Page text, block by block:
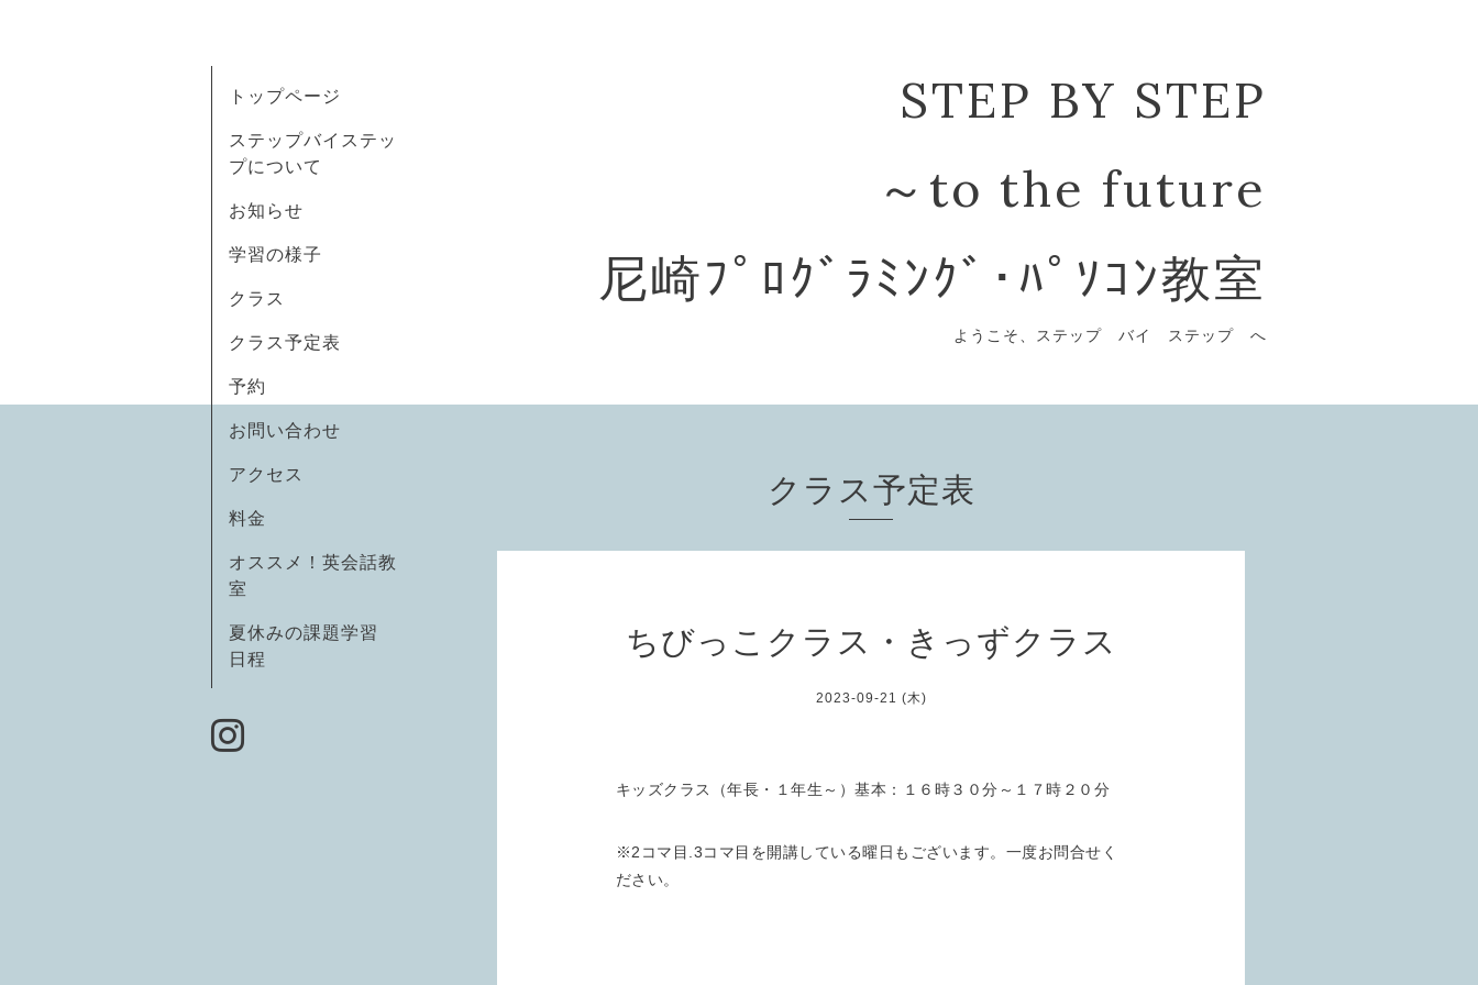
STEP BY STEP
～to the future
尼崎ﾌﾟﾛｸﾞﾗﾐﾝｸﾞ･ﾊﾟｿｺﾝ教室
ようこそ、ステップ バイ ステップ へ
トップページ
ステップバイステッ
プについて
お知らせ
学習の様子
クラス
クラス予定表
予約
お問い合わせ
アクセス
料金
オススメ！英会話教
室
夏休みの課題学習
日程
クラス予定表
ちびっこクラス・きっずクラス
2023-09-21 (木)
キッズクラス（年長・１年生～）基本：１６時３０分～１７時２０分
※2コマ目.3コマ目を開講している曜日もございます。一度お問合せく
ださい。